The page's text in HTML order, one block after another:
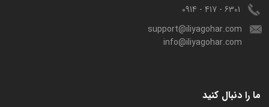
6301 - 417 - 0914
support@iliyagohar.com
info@iliyagohar.com
ما را دنبال کنید